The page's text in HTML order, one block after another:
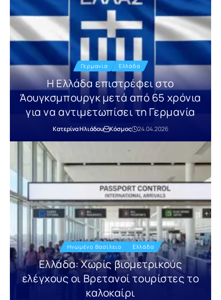
Γερμανία Ελλάδα
Η Ελλάδα επιστρέφει στο
Άουγκσμπουργκ μετά από 65 χρόνια
για να αντιμετωπίσει τη Γερμανία
Κατερίνα Ηλιάδου Κόσμος 24.04.2026
Ηνωμένο Βασίλειο Ελλάδα
Ελλάδα: Χωρίς βιομετρικούς
ελέγχους οι Βρετανοί τουρίστες το
καλοκαίρι